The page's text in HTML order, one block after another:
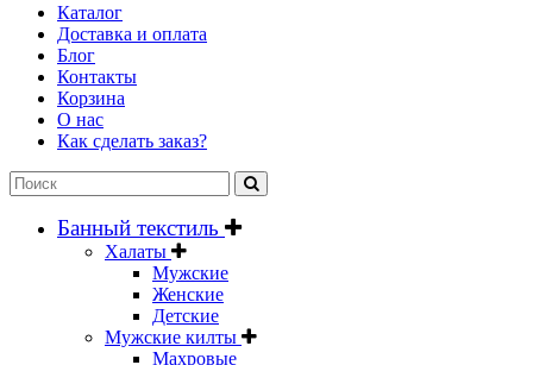
Каталог
Доставка и оплата
Блог
Контакты
Корзина
О нас
Как сделать заказ?
Банный текстиль
Халаты
Мужские
Женские
Детские
Мужские килты
Махровые